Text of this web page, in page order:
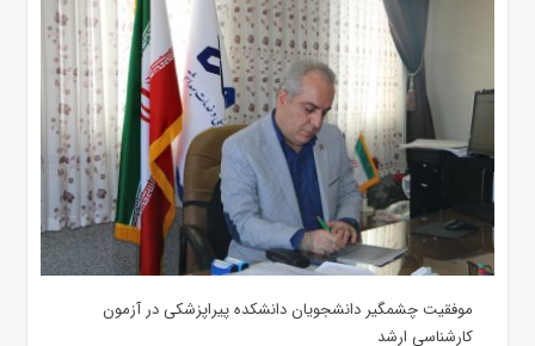
موفقیت چشمگیر دانشجویان دانشکده پیراپزشکی در آزمون
کارشناسی ارشد